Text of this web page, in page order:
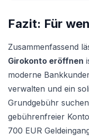
Fazit: Für
Zusammenfassend
Girokonto eröffnen
moderne
verwalten und ein
Grundgebühr
gebührenfreier
700 EUR